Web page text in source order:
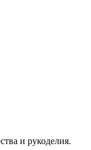
и рукоделия.